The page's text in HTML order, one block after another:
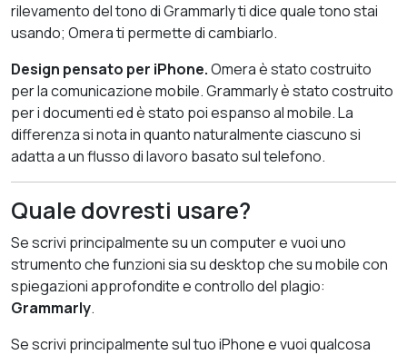
rilevamento del tono di Grammarly ti dice quale tono stai
usando; Omera ti permette di cambiarlo.
Design pensato per iPhone.Omera è stato costruito
per la comunicazione mobile. Grammarly è stato costruito
per i documenti ed è stato poi espanso al mobile. La
differenza si nota in quanto naturalmente ciascuno si
adatta a un flusso di lavoro basato sul telefono.
Quale dovresti usare?
Se scrivi principalmente su un computer e vuoi uno
strumento che funzioni sia su desktop che su mobile con
spiegazioni approfondite e controllo del plagio:
Grammarly.
Se scrivi principalmente sul tuo iPhone e vuoi qualcosa